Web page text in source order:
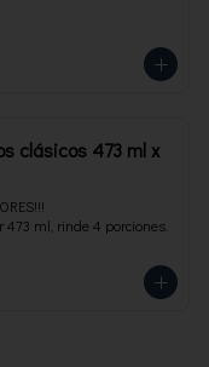
clásicos 473 ml x
473 ml, rinde 4 porciones.